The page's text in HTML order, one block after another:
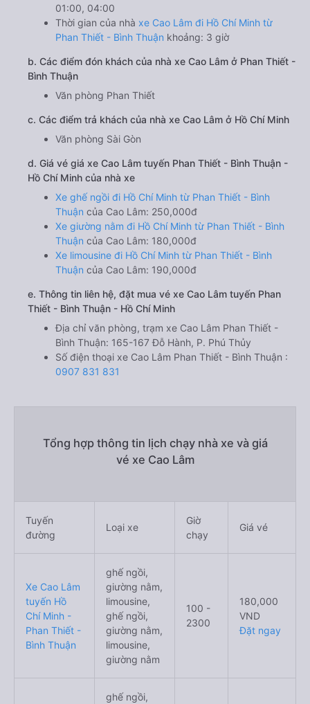
01:00, 04:00
Thời gian của nhà xe Cao Lâm đi Hồ Chí Minh từ
Phan Thiết - Bình Thuận khoảng: 3 giờ
b. Các điểm đón khách của nhà xe Cao Lâm ở Phan Thiết -
Bình Thuận
Văn phòng Phan Thiết
c. Các điểm trả khách của nhà xe Cao Lâm ở Hồ Chí Minh
Văn phòng Sài Gòn
d. Giá vé giá xe Cao Lâm tuyến Phan Thiết - Bình Thuận -
Hồ Chí Minh của nhà xe
Xe ghế ngồi đi Hồ Chí Minh từ Phan Thiết - Bình
Thuận của Cao Lâm: 250,000đ
Xe giường nằm đi Hồ Chí Minh từ Phan Thiết - Bình
Thuận của Cao Lâm: 180,000đ
Xe limousine đi Hồ Chí Minh từ Phan Thiết - Bình
Thuận của Cao Lâm: 190,000đ
e. Thông tin liên hệ, đặt mua vé xe Cao Lâm tuyến Phan
Thiết - Bình Thuận - Hồ Chí Minh
Địa chỉ văn phòng, trạm xe Cao Lâm Phan Thiết -
Bình Thuận: 165-167 Đỗ Hành, P. Phú Thủy
Số điện thoại xe Cao Lâm Phan Thiết - Bình Thuận :
0907 831 831
Tổng hợp thông tin lịch chạy nhà xe và giá
vé xe Cao Lâm
Tuyến
đường
Loại xe
Giờ
chạy
Giá vé
Xe Cao Lâm
tuyến Hồ
Chí Minh -
Phan Thiết -
Bình Thuận
ghế ngồi,
giường nằm,
limousine,
ghế ngồi,
giường nằm,
limousine,
giường nằm
100 -
2300
180,000
VND
Đặt ngay
ghế ngồi,